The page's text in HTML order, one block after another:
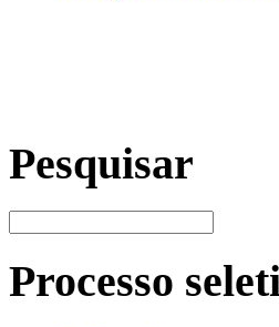
Pesquisar
Processo